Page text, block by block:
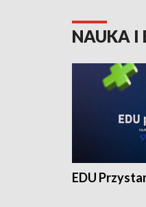
NAUKA I
EDU